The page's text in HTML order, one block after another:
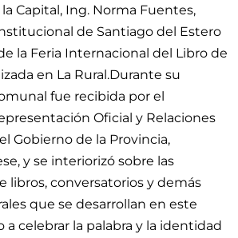
Capital, Ing. Norma Fuentes,
de Santiago del Estero
la Feria Internacional del Libro de
en La Rural.Durante su
fue recibida por el
Oficial y Relaciones
Gobierno de la Provincia,
y se interiorizó sobre las
libros, conversatorios y demás
que se desarrollan en este
a celebrar la palabra y la identidad